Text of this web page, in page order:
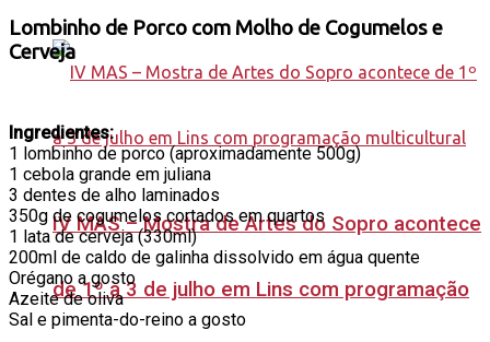
IV MAS – Mostra de Artes do Sopro acontece
de 1º a 3 de julho em Lins com programação
Lombinho de Porco com Molho de Cogumelos e
Cerveja
Ingredientes:
1 lombinho de porco (aproximadamente 500g)
1 cebola grande em juliana
3 dentes de alho laminados
350g de cogumelos cortados em quartos
1 lata de cerveja (330ml)
200ml de caldo de galinha dissolvido em água quente
Orégano a gosto
Azeite de oliva
Sal e pimenta-do-reino a gosto